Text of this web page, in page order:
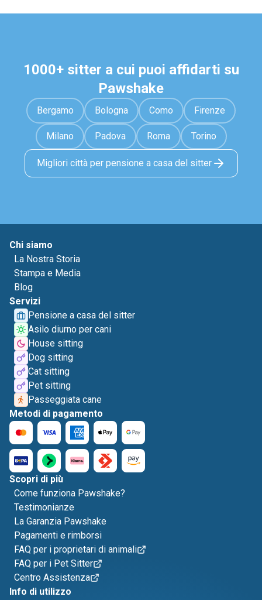
1000+ sitter a cui puoi affidarti su
Pawshake
Bergamo Bologna Como Firenze
Milano Padova Roma Torino
Migliori città per pensione a casa del sitter
Chi siamo
La Nostra Storia
Stampa e Media
Blog
Servizi
Pensione a casa del sitter
Asilo diurno per cani
House sitting
Dog sitting
Cat sitting
Pet sitting
Passeggiata cane
Metodi di pagamento
Scopri di più
Come funziona Pawshake?
Testimonianze
La Garanzia Pawshake
Pagamenti e rimborsi
FAQ per i proprietari di animali
FAQ per i Pet Sitter
Centro Assistenza
Info di utilizzo